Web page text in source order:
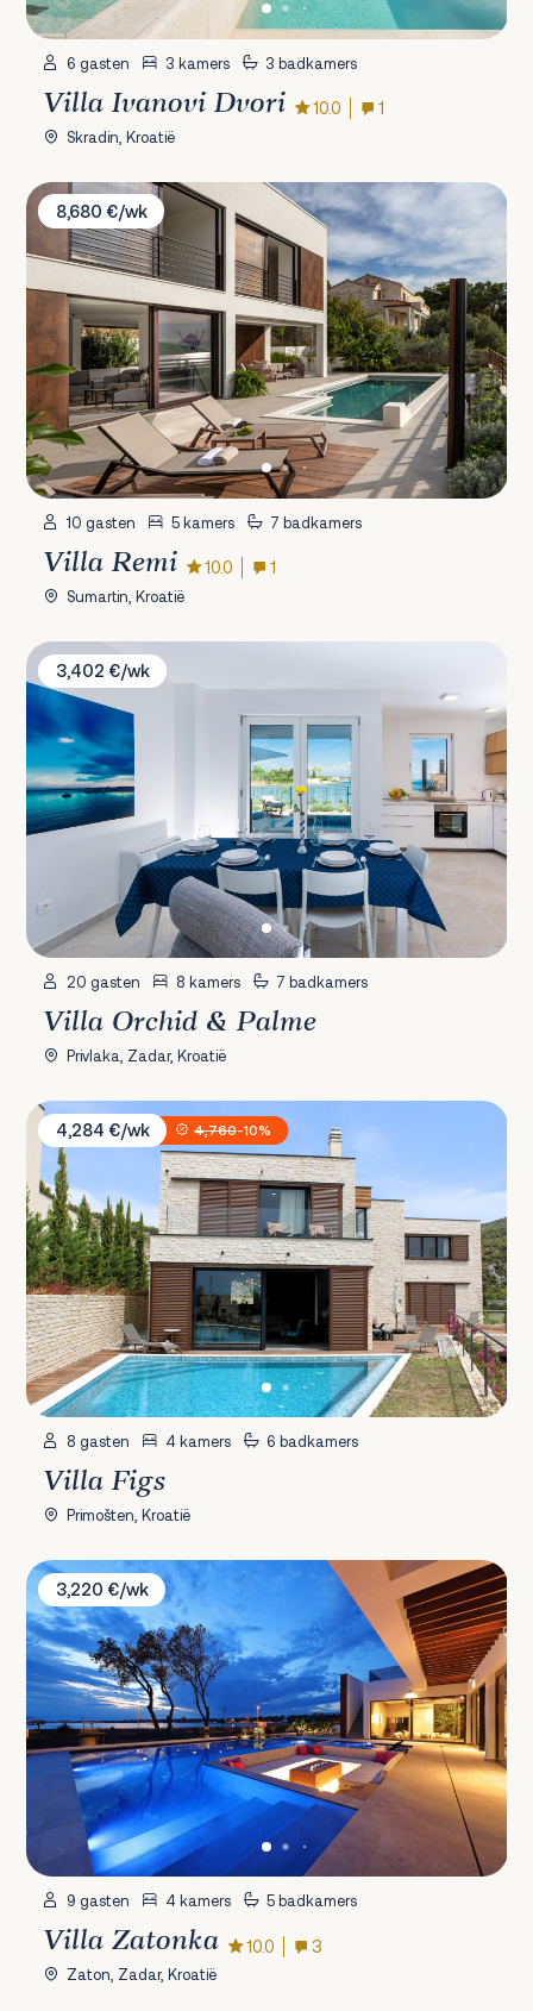
6 gasten 3 kamers 3 badkamers
Villa Ivanovi Dvori 10.0 1
Skradin, Kroatië
Villa Remi
8,680 €/wk
10 gasten 5 kamers 7 badkamers
Villa Remi 10.0 1
Sumartin, Kroatië
Villa Orchid & Palme
3,402 €/wk
20 gasten 8 kamers 7 badkamers
Villa Orchid & Palme
Privlaka, Zadar, Kroatië
Villa Figs
4,284 €/wk
4,760-10%
8 gasten 4 kamers 6 badkamers
Villa Figs
Primošten, Kroatië
Villa Zatonka
3,220 €/wk
9 gasten 4 kamers 5 badkamers
Villa Zatonka 10.0 3
Zaton, Zadar, Kroatië